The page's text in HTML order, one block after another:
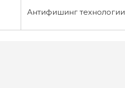
Антифишинг технологии